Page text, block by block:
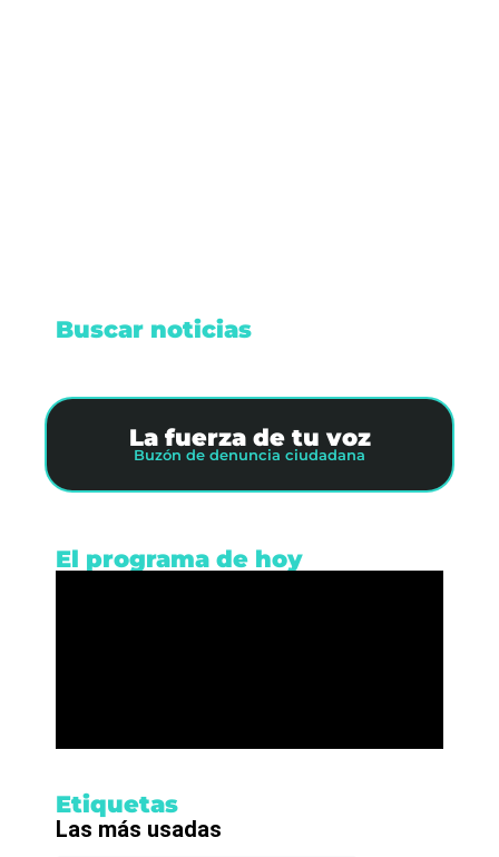
Buscar noticias
La fuerza de tu voz
Buzón de denuncia ciudadana
El programa de hoy
Etiquetas
Las más usadas